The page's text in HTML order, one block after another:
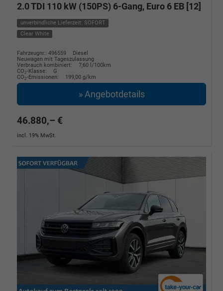
2.0 TDI 110 kW (150PS) 6-Gang, Euro 6 EB [12]
unverbindliche Lieferzeit: SOFORT
Clear White
Fahrzeugnr.: 496559
Diesel
Neuwagen mit Tageszulassung
Verbrauch kombiniert:
7,60 l/100km
CO2-Klasse:
G
CO2-Emissionen: 199,00 g/km
» Angebotdetails
46.880,– €
incl. 19% MwSt.